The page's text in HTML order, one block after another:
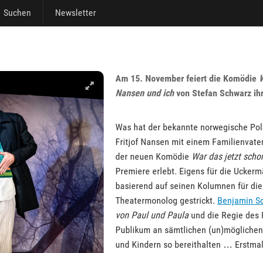
Suchen Newsletter
Am 15. November feiert die Komödie
Nansen und ichvon Stefan Schwarz
Was hat der bekannte norwegische
Fritjof Nansen mit einem
der neuen Komödie War das jetzt
Premiere erlebt. Eigens für die
basierend auf seinen Kolumnen für
Theatermonolog gestrickt. Benjamin
von Paul und Paula und die Regie des
Publikum an sämtlichen
und Kindern so bereithalten …